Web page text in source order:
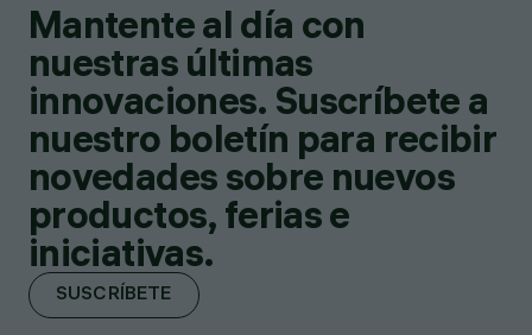
Mantente al día con
nuestras últimas
innovaciones. Suscríbete a
nuestro boletín para recibir
novedades sobre nuevos
productos, ferias e
iniciativas.
SUSCRÍBETE